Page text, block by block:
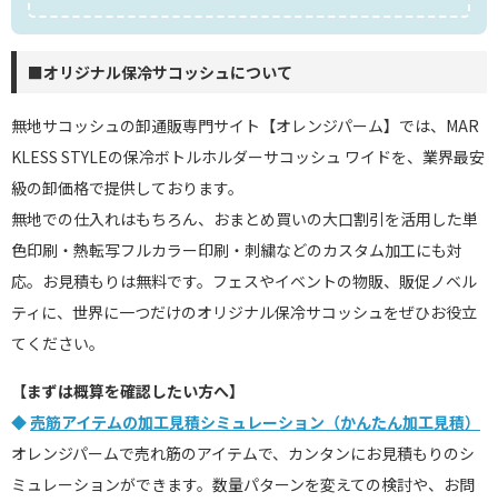
■オリジナル保冷サコッシュについて
無地サコッシュの卸通販専門サイト【オレンジパーム】では、MAR
KLESS STYLEの保冷ボトルホルダーサコッシュ ワイドを、業界最安
級の卸価格で提供しております。
無地での仕入れはもちろん、おまとめ買いの大口割引を活用した単
色印刷・熱転写フルカラー印刷・刺繍などのカスタム加工にも対
応。お見積もりは無料です。フェスやイベントの物販、販促ノベル
ティに、世界に一つだけのオリジナル保冷サコッシュをぜひお役立
てください。
【まずは概算を確認したい方へ】
◆売筋アイテムの加工見積シミュレーション（かんたん加工見積）
オレンジパームで売れ筋のアイテムで、カンタンにお見積もりのシ
ミュレーションができます。数量パターンを変えての検討や、お問